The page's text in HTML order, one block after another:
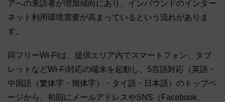
アへの来訪者が増加傾向にあり、インバウンドのインター
ネット利用環境需要が高まっているという流れがありま
す。
同フリーWi-Fiは、提供エリア内でスマートフォン、タブ
レットなどWi-Fi対応の端末を起動し、5言語対応（英語・
中国語（繁体字・簡体字）・タイ語・日本語）のトップペ
ージから、初回にメールアドレスやSNS（Facebook、